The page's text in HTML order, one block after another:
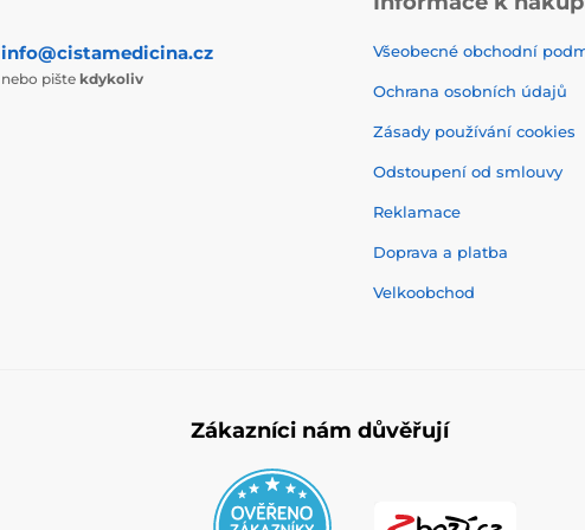
info@cistamedicina.cz
nebo pište kdykoliv
Všeobecné obchodní
Ochrana osobních údajů
Zásady používání cookies
Odstoupení od smlouvy
Reklamace
Doprava a platba
Velkoobchod
Zákazníci nám důvěřují